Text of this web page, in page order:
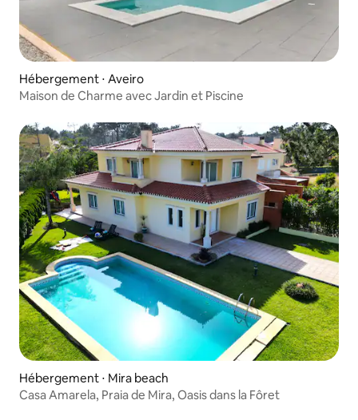
Hébergement ⋅ Aveiro
Maison de Charme avec Jardin et Piscine
Hébergement ⋅ Mira beach
Casa Amarela, Praia de Mira, Oasis dans la Fôret